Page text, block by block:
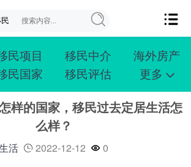
民项目 移民中介
海外房产
民国家 移民评估
更多
资移民 创业移民
购房移民
术移民 雇主移民
移民学院
样的国家，移民过去定居生活怎
么样？
活 2022-12-12
0